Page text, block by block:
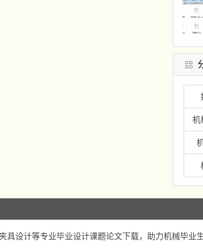
机
设计等专业毕业设计课题论文下载，助力机械毕业生